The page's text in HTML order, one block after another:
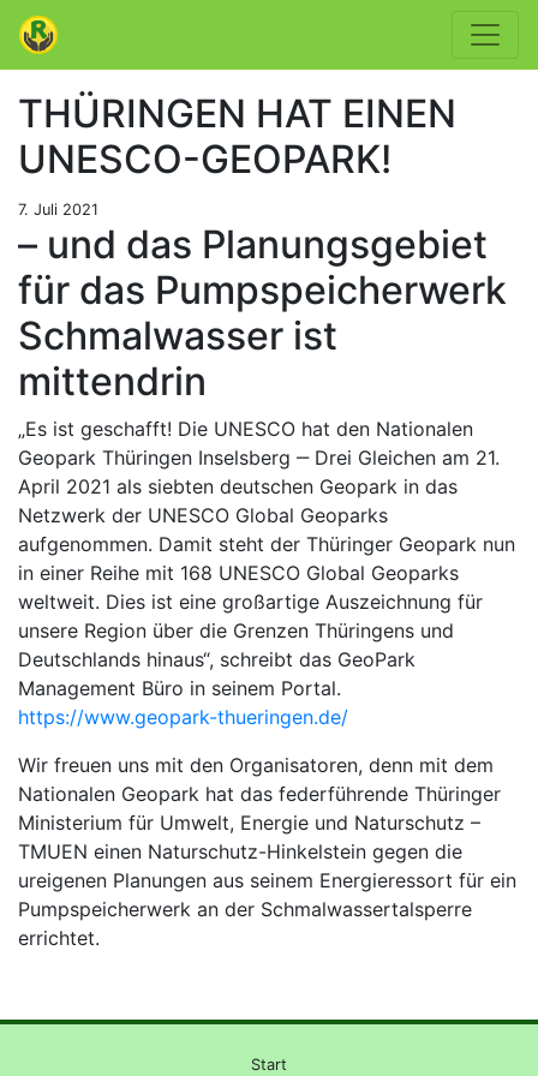
THÜRINGEN HAT EINEN
UNESCO-GEOPARK!
7. Juli 2021
– und das Planungsgebiet
für das Pumpspeicherwerk
Schmalwasser ist
mittendrin
„Es ist geschafft! Die UNESCO hat den Nationalen
Geopark Thüringen Inselsberg ‒ Drei Gleichen am 21.
April 2021 als siebten deutschen Geopark in das
Netzwerk der UNESCO Global Geoparks
aufgenommen. Damit steht der Thüringer Geopark nun
in einer Reihe mit 168 UNESCO Global Geoparks
weltweit. Dies ist eine großartige Auszeichnung für
unsere Region über die Grenzen Thüringens und
Deutschlands hinaus“, schreibt das GeoPark
Management Büro in seinem Portal.
https://www.geopark-thueringen.de/
Wir freuen uns mit den Organisatoren, denn mit dem
Nationalen Geopark hat das federführende Thüringer
Ministerium für Umwelt, Energie und Naturschutz –
TMUEN einen Naturschutz-Hinkelstein gegen die
ureigenen Planungen aus seinem Energieressort für ein
Pumpspeicherwerk an der Schmalwassertalsperre
errichtet.
Start